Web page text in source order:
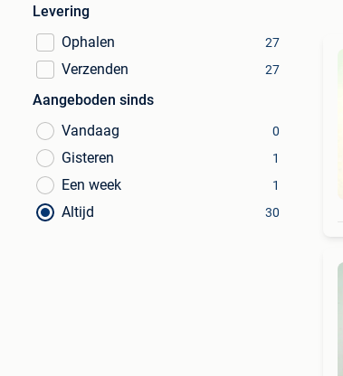
Levering
Ophalen
27
Verzenden 27
Aangeboden sinds
Vandaag
0
Gisteren 1
Een week 1
Altijd 30